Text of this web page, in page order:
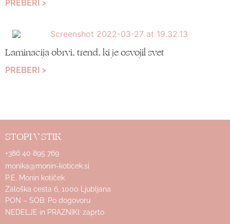
PREBERI >
Laminacija obrvi, trend, ki je osvojil svet
PREBERI >
STOPI V STIK
+386 40 895 769
monika@monin-koticek.si
P.E. Monin kotiček
Zaloška cesta 6, 1000 Ljubljana
PON – SOB: Po dogovoru
NEDELJE in PRAZNIKI: zaprto